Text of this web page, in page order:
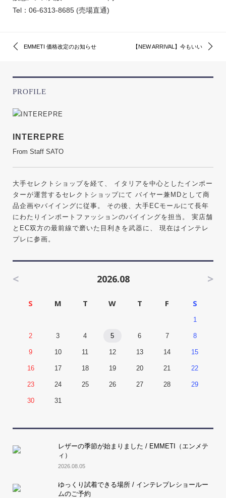
Tel：06-6313-8685 (売場直通)
EMMETI 価格改定のお知らせ 【NEW ARRIVAL】今もいい
PROFILE
INTEREPRE
From Staff SATO
大手セレクトショップを経て、 イタリアを中心としたインポー
ターが運営するセレクトショップにて バイヤー兼MDとして商
品企画やバイイングに従事。 その後、大手ECモールにて長年
にわたりインポートファッションのバイイングを担当。 実店舗
とEC双方の最前線で磨いた目利きを武器に、 現在はインテレ
プレに参画。
< 2026.08 >
S M T W T F S
1
2 3 4 5 6 7 8
9 10 11 12 13 14 15
16 17 18 19 20 21 22
23 24 25 26 27 28 29
30 31
レザーの季節が始まりました / EMMETI（エンメテ
ィ）
2026.08.05
ゆっくり試着できる場所 / インテレプレショールー
ムのご予約